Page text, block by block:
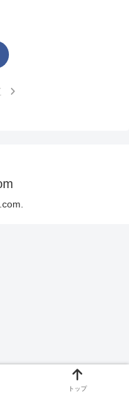
トップ